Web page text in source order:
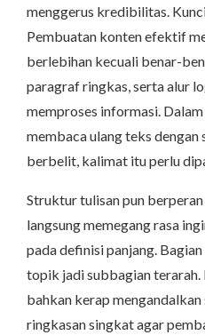
menggerus kredibilitas.
Pembuatan konten efektif
berlebihan kecuali benar-
paragraf ringkas, serta alur
memproses informasi.
membaca ulang teks dengan
berbelit, kalimat itu perlu
Struktur tulisan pun
langsung memegang rasa
pada definisi panjang.
topik jadi subbagian
bahkan kerap
ringkasan singkat agar